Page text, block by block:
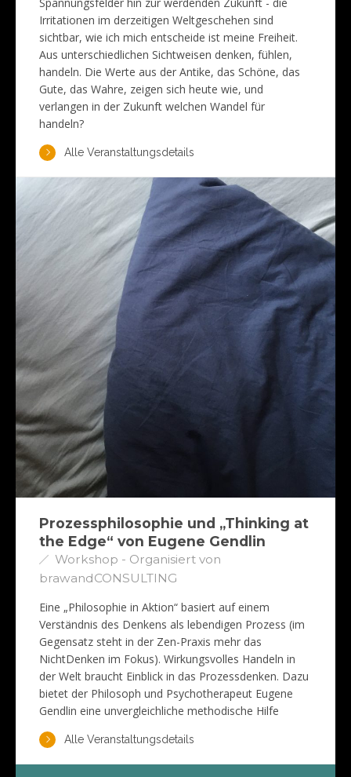
Irritationen im derzeitigen Weltgeschehen sind
sichtbar, wie ich mich entscheide ist meine Freiheit.
Aus unterschiedlichen Sichtweisen denken, fühlen,
handeln. Die Werte aus der Antike, das Schöne, das
Gute, das Wahre, zeigen sich heute wie, und
verlangen in der Zukunft welchen Wandel für
handeln?
Alle Veranstaltungsdetails
Prozessphilosophie und „Thinking at
the Edge“ von Eugene Gendlin
Workshop - Organisiert von
brawandCONSULTING
Eine „Philosophie in Aktion“ basiert auf einem
Verständnis des Denkens als lebendigen Prozess (im
Gegensatz steht in der Zen-Praxis mehr das
NichtDenken im Fokus). Wirkungsvolles Handeln in
der Welt braucht Einblick in das Prozessdenken. Dazu
bietet der Philosoph und Psychotherapeut Eugene
Gendlin eine unvergleichliche methodische Hilfe
Alle Veranstaltungsdetails